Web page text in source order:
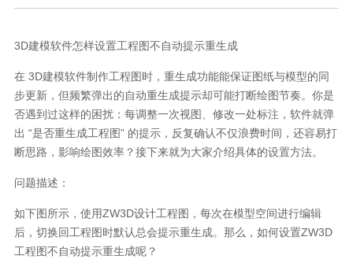
3D建模软件怎样设置工程图不自动提示重生成
在3D建模软件制作工程图时，重生成功能能保证图纸与模型的同
步更新，但频繁弹出的自动重生成提示却可能打断绘图节奏。你是
否遇到过这样的困扰：每调整一次视图、修改一处标注，软件就弹
出 “是否重生成工程图” 的提示，反复确认不仅浪费时间，还容易打
断思路，影响绘图效率？接下来就为大家介绍具体的设置方法。
问题描述：
如下图所示，使用ZW3D设计工程图，每次在模型空间进行编辑
后，切换回工程图时默认总会提示重生成。那么，如何设置ZW3D
工程图不自动提示重生成呢？